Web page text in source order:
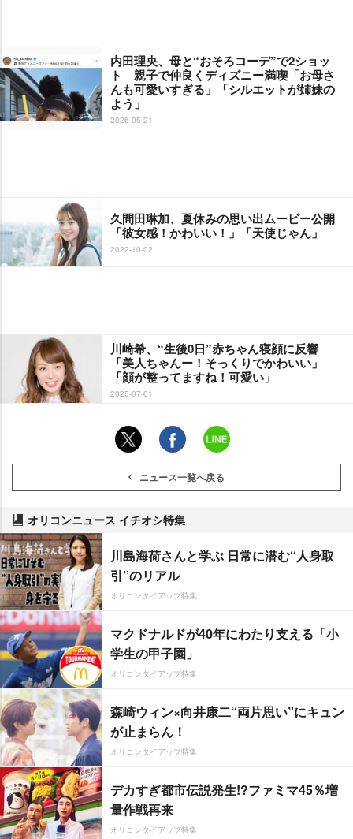
内田理央、母と“おそろコーデ”で2ショッ
ト 親子で仲良くディズニー満喫「お母さ
んも可愛いすぎる」「シルエットが姉妹の
よう」
2026-05-21
久間田琳加、夏休みの思い出ムービー公開
「彼女感！かわいい！」「天使じゃん」
2022-10-02
川崎希、“生後0日”赤ちゃん寝顔に反響
「美人ちゃんー！そっくりでかわいい」
「顔が整ってますね！可愛い」
2025-07-01
ニュース一覧へ戻る
オリコンニュース イチオシ特集
川島海荷さんと学ぶ 日常に潜む“人身取
引”のリアル
オリコンタイアップ特集
マクドナルドが40年にわたり支える「小
学生の甲子園」
オリコンタイアップ特集
森崎ウィン×向井康二“両片思い”にキュン
が止まらん！
オリコンタイアップ特集
デカすぎ都市伝説発生!?ファミマ45％増
量作戦再来
オリコンタイアップ特集